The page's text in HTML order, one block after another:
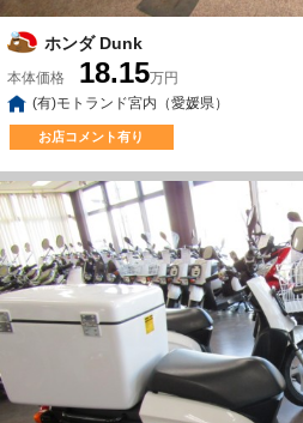
ホンダ Dunk
本体価格 18.15万円
(有)モトランド宮内（愛媛県）
お店コメント有り